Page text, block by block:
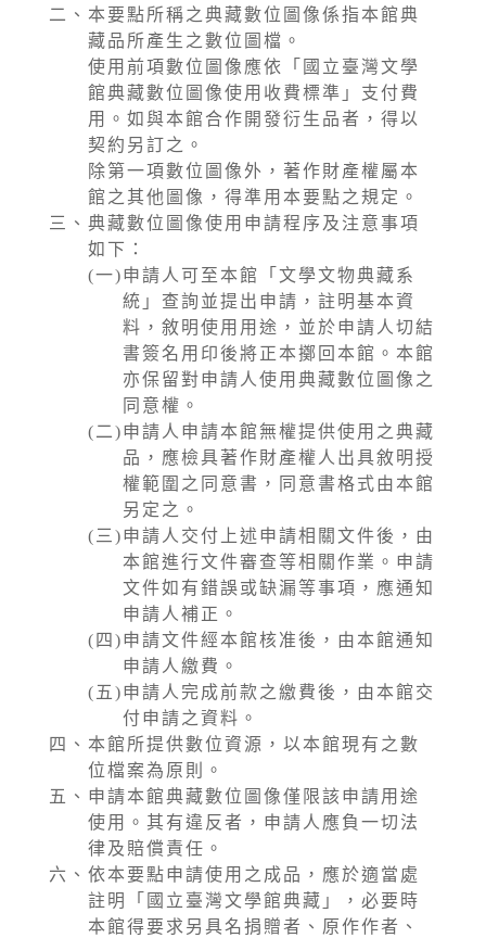
二、 本要點所稱之典藏數位圖像係指本館典
藏品所產生之數位圖檔。
使用前項數位圖像應依「國立臺灣文學
館典藏數位圖像使用收費標準」支付費
用。如與本館合作開發衍生品者，得以
契約另訂之。
除第一項數位圖像外，著作財產權屬本
館之其他圖像，得準用本要點之規定。
三、 典藏數位圖像使用申請程序及注意事項
如下：
(一)申請人可至本館「文學文物典藏系
統」查詢並提出申請，註明基本資
料，敘明使用用途，並於申請人切結
書簽名用印後將正本擲回本館。本館
亦保留對申請人使用典藏數位圖像之
同意權。
(二)申請人申請本館無權提供使用之典藏
品，應檢具著作財產權人出具敘明授
權範圍之同意書，同意書格式由本館
另定之。
(三)申請人交付上述申請相關文件後，由
本館進行文件審查等相關作業。申請
文件如有錯誤或缺漏等事項，應通知
申請人補正。
(四)申請文件經本館核准後，由本館通知
申請人繳費。
(五)申請人完成前款之繳費後，由本館交
付申請之資料。
四、 本館所提供數位資源，以本館現有之數
位檔案為原則。
五、 申請本館典藏數位圖像僅限該申請用途
使用。其有違反者，申請人應負一切法
律及賠償責任。
六、 依本要點申請使用之成品，應於適當處
註明「國立臺灣文學館典藏」，必要時
本館得要求另具名捐贈者、原作作者、